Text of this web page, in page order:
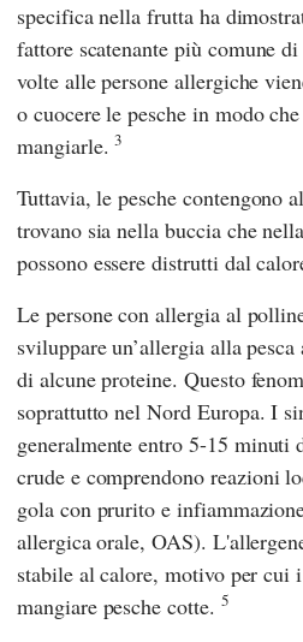
specifica nella frutta ha
fattore scatenante più comune
volte alle persone allergiche
o cuocere le pesche in modo
mangiarle.3
Tuttavia, le pesche contengono
trovano sia nella buccia che
possono essere distrutti dal
Le persone con allergia al
sviluppare un’allergia alla
di alcune proteine. Questo
soprattutto nel Nord Europa. I
generalmente entro 5-15 minuti
crude e comprendono reazioni
gola con prurito e
allergica orale, OAS).
stabile al calore, motivo per cui
mangiare pesche cotte. 5